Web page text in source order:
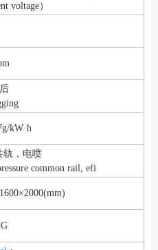
voltage）
kW·h
轨，电喷
common rail, efi